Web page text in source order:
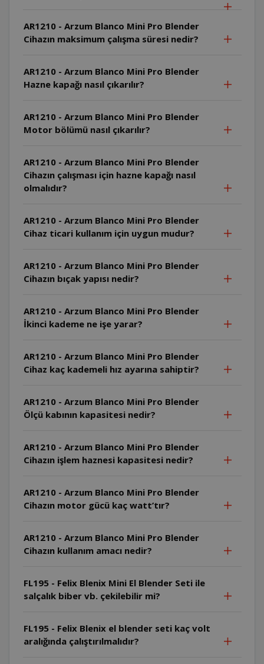
AR1210 - Arzum Blanco Mini Pro Blender
Cihazın maksimum çalışma süresi nedir?
AR1210 - Arzum Blanco Mini Pro Blender
Hazne kapağı nasıl çıkarılır?
AR1210 - Arzum Blanco Mini Pro Blender
Motor bölümü nasıl çıkarılır?
AR1210 - Arzum Blanco Mini Pro Blender
Cihazın çalışması için hazne kapağı nasıl
olmalıdır?
AR1210 - Arzum Blanco Mini Pro Blender
Cihaz ticari kullanım için uygun mudur?
AR1210 - Arzum Blanco Mini Pro Blender
Cihazın bıçak yapısı nedir?
AR1210 - Arzum Blanco Mini Pro Blender
İkinci kademe ne işe yarar?
AR1210 - Arzum Blanco Mini Pro Blender
Cihaz kaç kademeli hız ayarına sahiptir?
AR1210 - Arzum Blanco Mini Pro Blender
Ölçü kabının kapasitesi nedir?
AR1210 - Arzum Blanco Mini Pro Blender
Cihazın işlem haznesi kapasitesi nedir?
AR1210 - Arzum Blanco Mini Pro Blender
Cihazın motor gücü kaç watt’tır?
AR1210 - Arzum Blanco Mini Pro Blender
Cihazın kullanım amacı nedir?
FL195 - Felix Blenix Mini El Blender Seti ile
salçalık biber vb. çekilebilir mi?
FL195 - Felix Blenix el blender seti kaç volt
aralığında çalıştırılmalıdır?